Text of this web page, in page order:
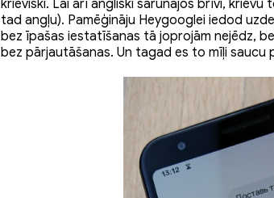
krieviski. Lai arī angliski sarunājos brīvi,
tad angļu). Pamēģināju Heygooglei iedod
bez īpašas iestatīšanas tā joprojām nejēdz,
bez pārjautāšanas. Un tagad es to mīļi saucu